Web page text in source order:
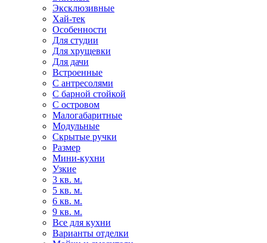
Эксклюзивные
Хай-тек
Особенности
Для студии
Для хрущевки
Для дачи
Встроенные
С антресолями
С барной стойкой
С островом
Малогабаритные
Модульные
Скрытые ручки
Размер
Мини-кухни
Узкие
3 кв. м.
5 кв. м.
6 кв. м.
9 кв. м.
Все для кухни
Варианты отделки